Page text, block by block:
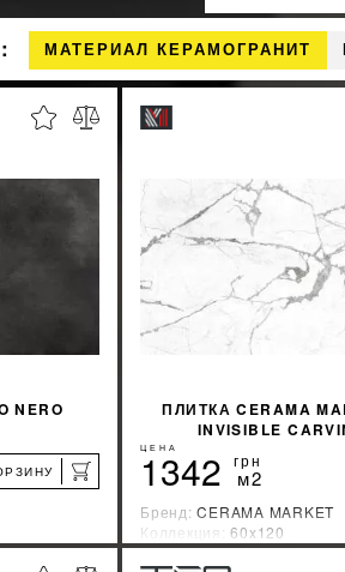
МАТЕРИАЛ КЕРАМОГРАНИТ
NERO
ПЛИТКА CERAMA
INVISIBLE
ЦЕНА
1342 грн
м2
Бренд:CERAMA MARKET
Коллекция:60x120
Страна-производитель: